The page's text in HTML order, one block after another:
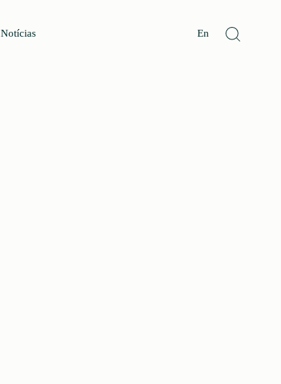
Notícias En